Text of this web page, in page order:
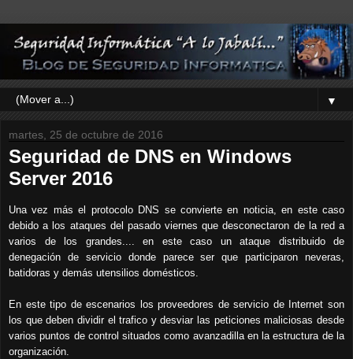
▼
martes, 25 de octubre de 2016
Seguridad de DNS en Windows
Server 2016
Una vez más el protocolo DNS se convierte en noticia, en este caso
debido a los ataques del pasado viernes que desconectaron de la red a
varios de los grandes.... en este caso un ataque distribuido de
denegación de servicio donde parece ser que participaron neveras,
batidoras y demás utensilios domésticos.
En este tipo de escenarios los proveedores de servicio de Internet son
los que deben dividir el trafico y desviar las peticiones maliciosas desde
varios puntos de control situados como avanzadilla en la estructura de la
organización.